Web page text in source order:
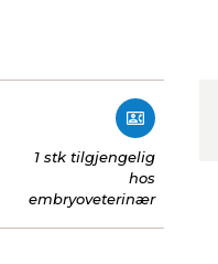
1 stk tilgjengelig
hos
embryoveterinær